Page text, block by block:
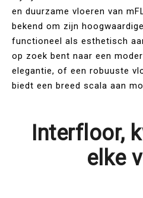
en duurzame vloeren van
bekend om zijn
functioneel als esthetisch
op zoek bent naar een
elegantie, of een robuuste
biedt een breed scala aan
Interfloor,
elke